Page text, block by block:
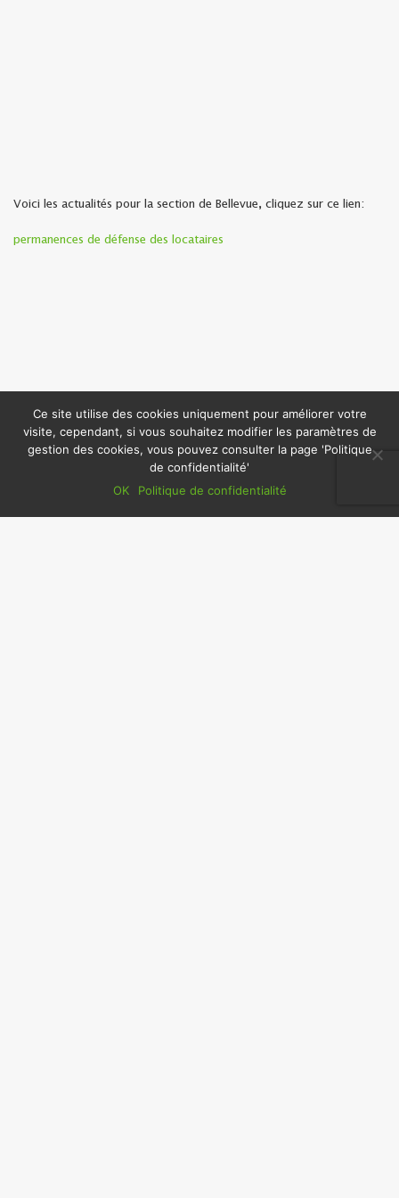
Voici les actualités pour la section de Bellevue, cliquez sur ce lien:
permanences de défense des locataires
Ce site utilise des cookies uniquement pour améliorer votre
visite, cependant, si vous souhaitez modifier les paramètres de
gestion des cookies, vous pouvez consulter la page 'Politique
de confidentialité'
OK
Politique de confidentialité